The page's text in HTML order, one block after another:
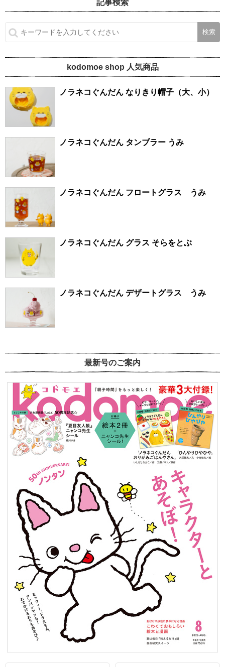
記事検索
kodomoe shop 人気商品
ノラネコぐんだん なりきり帽子（大、小）
ノラネコぐんだん タンブラー うみ
ノラネコぐんだん フロートグラス うみ
ノラネコぐんだん グラス そらをとぶ
ノラネコぐんだん デザートグラス うみ
最新号のご案内